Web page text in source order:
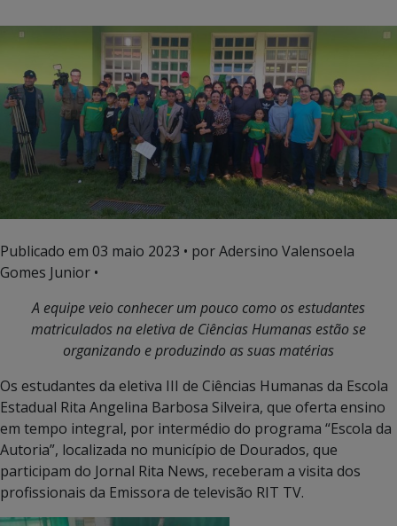
Publicado em 03 maio 2023 • por Adersino Valensoela
Gomes Junior •
A equipe veio conhecer um pouco como os estudantes
matriculados na eletiva de Ciências Humanas estão se
organizando e produzindo as suas matérias
Os estudantes da eletiva III de Ciências Humanas da Escola
Estadual Rita Angelina Barbosa Silveira, que oferta ensino
em tempo integral, por intermédio do programa “Escola da
Autoria”, localizada no município de Dourados, que
participam do Jornal Rita News, receberam a visita dos
profissionais da Emissora de televisão RIT TV.